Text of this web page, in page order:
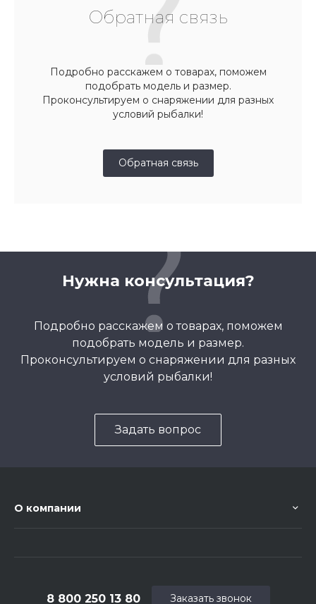
Обратная связь
Подробно расскажем о товарах, поможем
подобрать модель и размер.
Проконсультируем о снаряжении для разных
условий рыбалки!
Обратная связь
Нужна консультация?
Подробно расскажем о товарах, поможем
подобрать модель и размер.
Проконсультируем о снаряжении для разных
условий рыбалки!
Задать вопрос
О компании
8 800 250 13 80 Заказать звонок